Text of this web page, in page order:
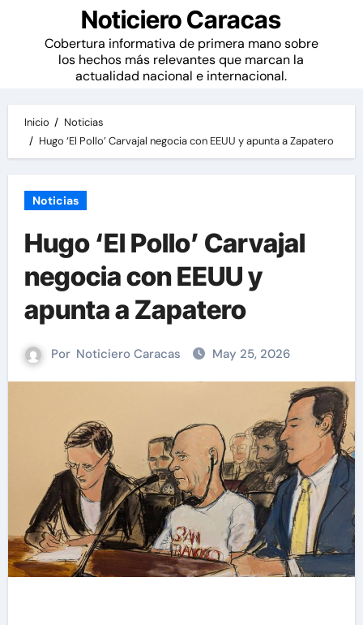
Noticiero Caracas
Cobertura informativa de primera mano sobre
los hechos más relevantes que marcan la
actualidad nacional e internacional.
Inicio
Noticias
Hugo ‘El Pollo’ Carvajal negocia con EEUU y apunta a Zapatero
Noticias
Hugo ‘El Pollo’ Carvajal
negocia con EEUU y
apunta a Zapatero
Por Noticiero Caracas May 25, 2026